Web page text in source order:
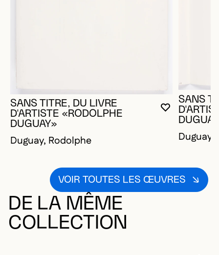
VOUS
FERMER
OUVRIR LA
SANS TITRE, DU LIVRE
D'ARTISTE «RODOLPHE
DUGUAY»
Duguay, Rodolphe
SANS
Duguay,
VOIR TOUTES LES ŒUVRES
DE LA MÊME
COLLECTION